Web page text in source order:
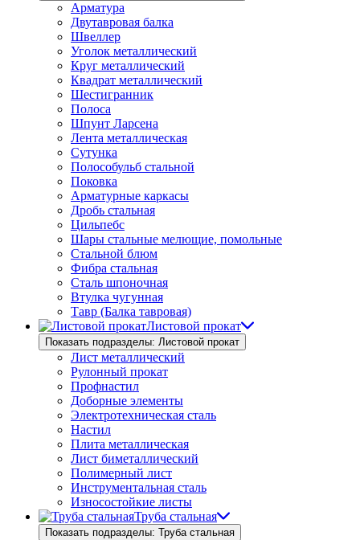
Арматура
Двутавровая балка
Швеллер
Уголок металлический
Круг металлический
Квадрат металлический
Шестигранник
Полоса
Шпунт Ларсена
Лента металлическая
Сутунка
Полособульб стальной
Поковка
Арматурные каркасы
Дробь стальная
Цильпебс
Шары стальные мелющие, помольные
Стальной блюм
Фибра стальная
Сталь шпоночная
Втулка чугунная
Тавр (Балка тавровая)
Листовой прокат
Показать подразделы: Листовой прокат
Лист металлический
Рулонный прокат
Профнастил
Доборные элементы
Электротехническая сталь
Настил
Плита металлическая
Лист биметаллический
Полимерный лист
Инструментальная сталь
Износостойкие листы
Труба стальная
Показать подразделы: Труба стальная